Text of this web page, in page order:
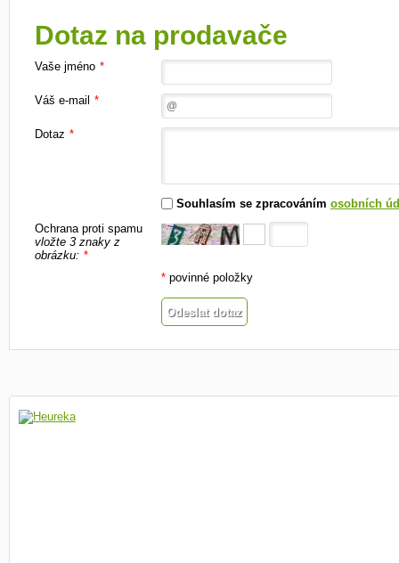
Dotaz na prodavače
Vaše jméno *
Váš e-mail *
Dotaz *
Souhlasím se zpracováním osobních
Ochrana proti spamu
vložte 3 znaky z
obrázku: *
* povinné položky